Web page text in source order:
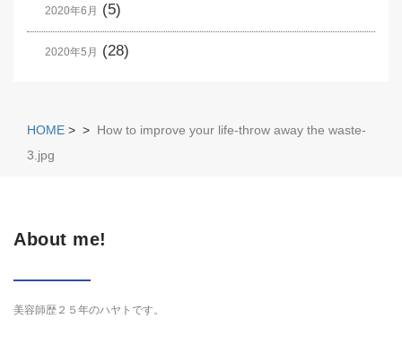
2020年6月 (5)
2020年5月 (28)
HOME > > How to improve your life-throw away the waste-
3.jpg
About me!
美容師歴２５年のハヤトです。